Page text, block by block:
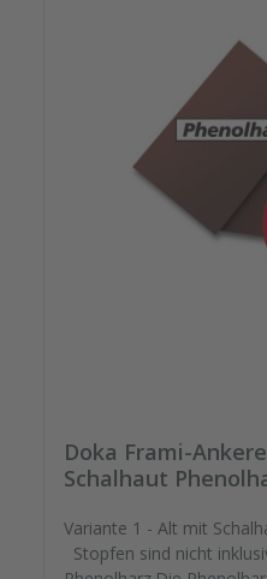
Doka Frami-
Schalhaut
Variante 1 - Alt mit
Stopfen sind nicht